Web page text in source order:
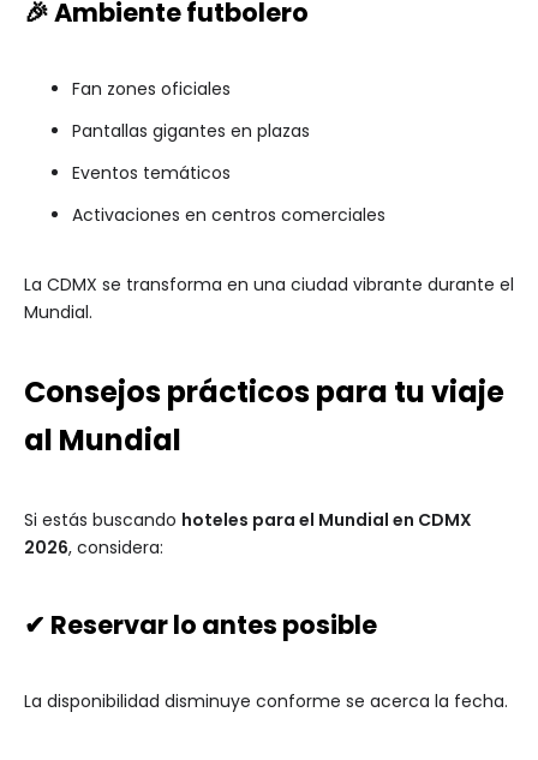
🎉 Ambiente futbolero
Fan zones oficiales
Pantallas gigantes en plazas
Eventos temáticos
Activaciones en centros comerciales
La CDMX se transforma en una ciudad vibrante durante el
Mundial.
Consejos prácticos para tu viaje
al Mundial
Si estás buscando hoteles para el Mundial en CDMX
2026, considera:
✔ Reservar lo antes posible
La disponibilidad disminuye conforme se acerca la fecha.